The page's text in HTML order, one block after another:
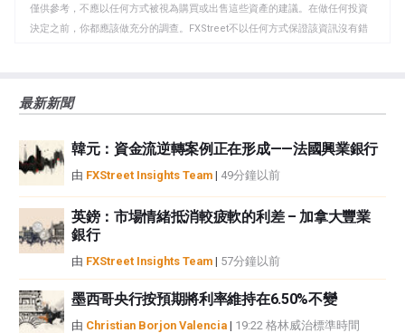
板
僅供參考，不應以任何方式被視為購買或出售這些資產的建議。在做任何投資
決定之前，你都應該做充分的調查。FXStreet不以任何方式保證該資訊沒有錯
觀點，並不代表FXStreet或其廣告商的官方政策或立場。作者不對本頁連結的
如果文章正文中沒有明確提到，在撰寫本文時，作者在本文中提到的任何股票
中都沒有頭寸，也沒有與文中提到的任何公司有業務關係。除了FXStreet，作
者沒有收到撰寫這篇文章的報酬。
FXStreet和作者不提供個性化的建議。作者對該資訊的準確性、完整性或適用
性不作任何陳述。FXStreet和作者將不承擔任何錯誤，遺漏或任何損失，傷害
或損害由此資訊及其顯示或使用引起的。錯誤和遺漏除外。本文作者和
FXStreet並非註冊投資顧問，本文內容無意提供任何投資建議。
最新新聞
韓元：資金流逆轉案例正在形成——法國興業銀行
由 FXStreet Insights Team | 49分鐘以前
英鎊：市場情緒抵消較疲軟的利差 – 加拿大豐業
銀行
由 FXStreet Insights Team | 57分鐘以前
墨西哥央行按預期將利率維持在6.50%不變
由 Christian Borjon Valencia | 19:22 格林威治標準時間